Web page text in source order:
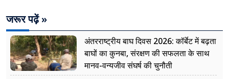
जरूर पढ़ें »
अंतरराष्ट्रीय बाघ दिवस 2026: कॉर्बेट में बढ़ता
बाघों का कुनबा, संरक्षण की सफलता के साथ
मानव-वन्यजीव संघर्ष की चुनौती